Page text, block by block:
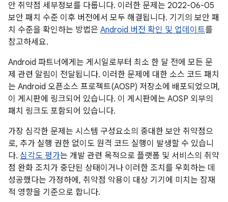
안 취약점 세부정보를 다룹니다. 이러한 문제는 2022-06-05
보안 패치 수준 이후 버전에서 모두 해결됩니다. 기기의 보안 패
치 수준을 확인하는 방법은 Android 버전 확인 및 업데이트를
참고하세요.
Android 파트너에게는 게시일로부터 최소 한 달 전에 모든 문
제 관련 알림이 전달됩니다. 이러한 문제에 대한 소스 코드 패치
는 Android 오픈소스 프로젝트(AOSP) 저장소에 배포되었으며,
이 게시판에 링크되어 있습니다. 이 게시판에는 AOSP 외부의
패치 링크도 포함되어 있습니다.
가장 심각한 문제는 시스템 구성요소의 중대한 보안 취약점으
로, 추가 실행 권한 없이도 원격 코드 실행이 발생할 수 있습니
다. 심각도 평가는 개발 관련 목적으로 플랫폼 및 서비스의 취약
점 완화 조치가 중단된 상태이거나 이러한 조치를 우회하는 데
성공했다는 가정하에, 취약점 악용이 대상 기기에 미치는 잠재
적 영향을 기준으로 합니다.